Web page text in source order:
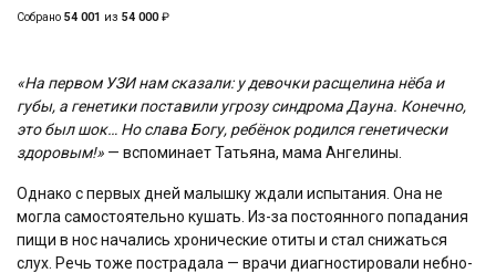
Собрано 54 001 из 54 000₽
«На первом УЗИ нам сказали: у девочки расщелина нёба и
губы, а генетики поставили угрозу синдрома Дауна. Конечно,
это был шок… Но слава Богу, ребёнок родился генетически
здоровым!» — вспоминает Татьяна, мама Ангелины.
Однако с первых дней малышку ждали испытания. Она не
могла самостоятельно кушать. Из-за постоянного попадания
пищи в нос начались хронические отиты и стал снижаться
слух. Речь тоже пострадала — врачи диагностировали небно-